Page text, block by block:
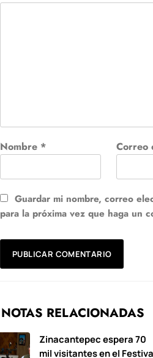
Nombre * Correo
Guardar mi nombre, correo
para la próxima vez que haga un
NOTAS RELACIONADAS
Zinacantepec espera 70
mil visitantes en el